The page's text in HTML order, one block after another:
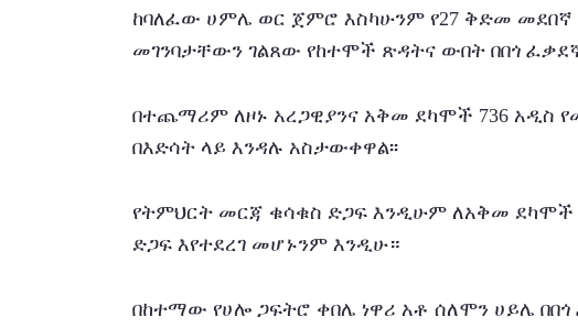
ከባለፈው ሀምሌ ወር ጀምሮ እስካሁንም የ27 ቅድመ
መገንባታቸውን ገልጸው የከተሞች ጽዳትና ውበት በበጎ
በተጨማሪም ለዞኑ አረጋዊያንና አቅመ ደካሞች 736 አዲስ
በእድሳት ላይ እንዳሉ አስታውቀዋል፡፡
የትምህርት መርጃ ቁሳቁስ ድጋፍ እንዲሁም ለአቅመ ደካሞች
ድጋፍ እየተደረገ መሆኑንም እንዲሁ።
በከተማው የሀሎ ጋፍትሮ ቀበሌ ነዋሪ አቶ ሰለሞን ሀይሌ